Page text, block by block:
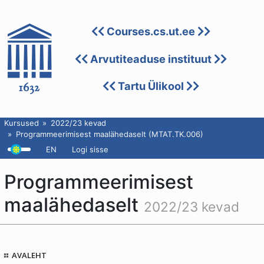
Courses.cs.ut.ee
Arvutiteaduse instituut
Tartu Ülikool
Kursused
2022/23 kevad
Programmeerimisest maalähedaselt (MTAT.TK.006)
EN
Logi sisse
Programmeerimisest
maalähedaselt 2022/23 kevad
AVALEHT